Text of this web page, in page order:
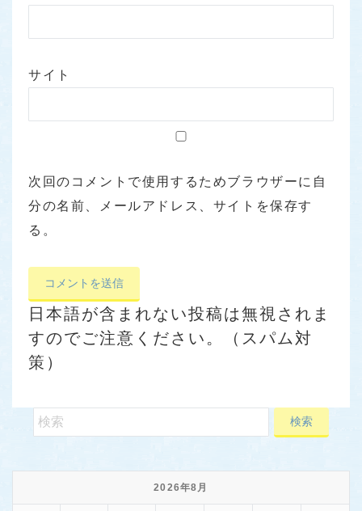
サイト
次回のコメントで使用するためブラウザーに自
分の名前、メールアドレス、サイトを保存す
る。
日本語が含まれない投稿は無視されま
すのでご注意ください。（スパム対
策）
2026年8月